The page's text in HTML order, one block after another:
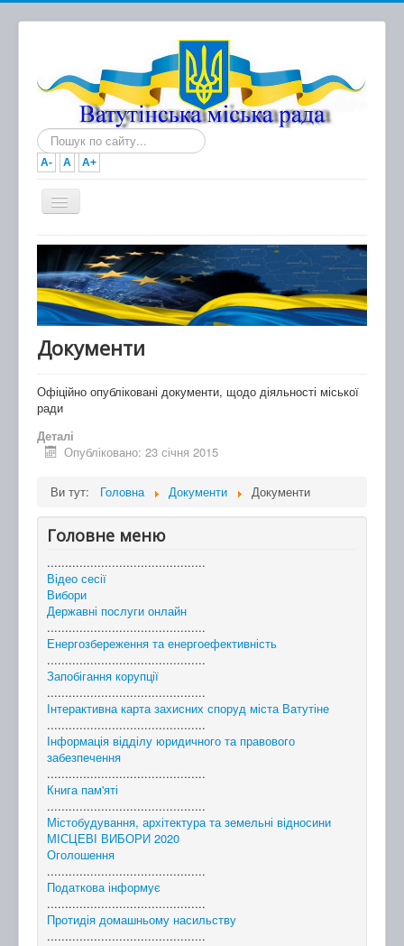
Пошук...
A- A A+
Головна
Новини
Документи
Про місто та громаду
Документи
Офіційно опубліковані документи, щодо діяльності міської
ради
Деталі
Опубліковано: 23 січня 2015
Ви тут: Головна Документи Документи
Головне меню
............................................
Відео сесії
Вибори
Державні послуги онлайн
............................................
Енергозбереження та енергоефективність
............................................
Запобігання корупції
............................................
Інтерактивна карта захисних споруд міста Ватутіне
............................................
Інформація відділу юридичного та правового
забезпечення
............................................
Книга пам'яті
............................................
Містобудування, архітектура та земельні відносини
МІСЦЕВІ ВИБОРИ 2020
Оголошення
............................................
Податкова інформує
............................................
Протидія домашньому насильству
............................................